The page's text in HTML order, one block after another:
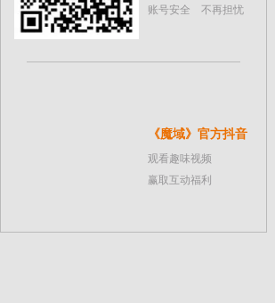
账号安全 不再担忧
《魔域》官方抖音
观看趣味视频
赢取互动福利